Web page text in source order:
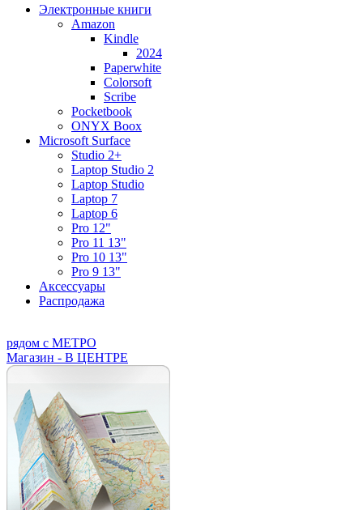
Электронные книги
Amazon
Kindle
2024
Paperwhite
Colorsoft
Scribe
Pocketbook
ONYX Boox
Microsoft Surface
Studio 2+
Laptop Studio 2
Laptop Studio
Laptop 7
Laptop 6
Pro 12"
Pro 11 13"
Pro 10 13"
Pro 9 13"
Аксессуары
Распродажа
рядом с МЕТРО
Магазин - В ЦЕНТРЕ